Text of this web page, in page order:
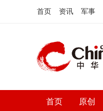
首页 资讯 军事
首页 原创